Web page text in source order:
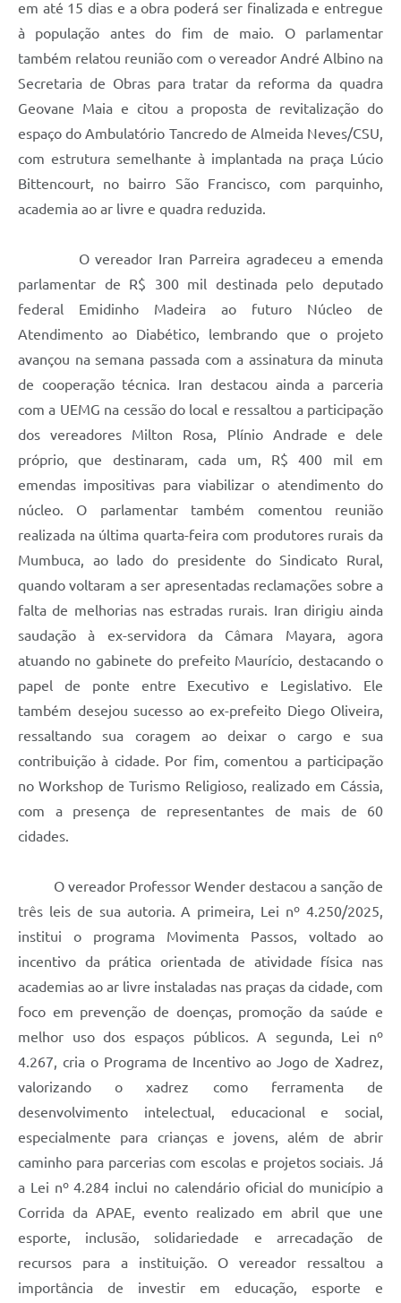
em até 15 dias e a obra poderá ser finalizada e entregue
à população antes do fim de maio. O parlamentar
também relatou reunião com o vereador André Albino na
Secretaria de Obras para tratar da reforma da quadra
Geovane Maia e citou a proposta de revitalização do
espaço do Ambulatório Tancredo de Almeida Neves/CSU,
com estrutura semelhante à implantada na praça Lúcio
Bittencourt, no bairro São Francisco, com parquinho,
academia ao ar livre e quadra reduzida.
O vereador Iran Parreira agradeceu a emenda
parlamentar de R$ 300 mil destinada pelo deputado
federal Emidinho Madeira ao futuro Núcleo de
Atendimento ao Diabético, lembrando que o projeto
avançou na semana passada com a assinatura da minuta
de cooperação técnica. Iran destacou ainda a parceria
com a UEMG na cessão do local e ressaltou a participação
dos vereadores Milton Rosa, Plínio Andrade e dele
próprio, que destinaram, cada um, R$ 400 mil em
emendas impositivas para viabilizar o atendimento do
núcleo. O parlamentar também comentou reunião
realizada na última quarta-feira com produtores rurais da
Mumbuca, ao lado do presidente do Sindicato Rural,
quando voltaram a ser apresentadas reclamações sobre a
falta de melhorias nas estradas rurais. Iran dirigiu ainda
saudação à ex-servidora da Câmara Mayara, agora
atuando no gabinete do prefeito Maurício, destacando o
papel de ponte entre Executivo e Legislativo. Ele
também desejou sucesso ao ex-prefeito Diego Oliveira,
ressaltando sua coragem ao deixar o cargo e sua
contribuição à cidade. Por fim, comentou a participação
no Workshop de Turismo Religioso, realizado em Cássia,
com a presença de representantes de mais de 60
cidades.
O vereador Professor Wender destacou a sanção de
três leis de sua autoria. A primeira, Lei nº 4.250/2025,
institui o programa Movimenta Passos, voltado ao
incentivo da prática orientada de atividade física nas
academias ao ar livre instaladas nas praças da cidade, com
foco em prevenção de doenças, promoção da saúde e
melhor uso dos espaços públicos. A segunda, Lei nº
4.267, cria o Programa de Incentivo ao Jogo de Xadrez,
valorizando o xadrez como ferramenta de
desenvolvimento intelectual, educacional e social,
especialmente para crianças e jovens, além de abrir
caminho para parcerias com escolas e projetos sociais. Já
a Lei nº 4.284 inclui no calendário oficial do município a
Corrida da APAE, evento realizado em abril que une
esporte, inclusão, solidariedade e arrecadação de
recursos para a instituição. O vereador ressaltou a
importância de investir em educação, esporte e